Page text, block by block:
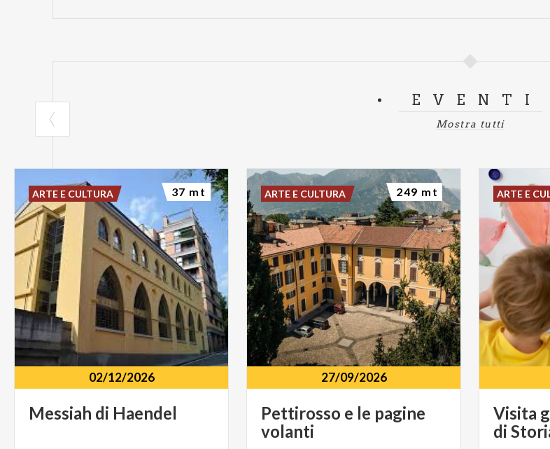
EVENTI
Mostra tutti
02/12/2026
Messiah di Haendel
ARTE E CULTURA 37 mt
27/09/2026
Pettirosso e le pagine
volanti
ARTE E CULTURA 249 mt
Visita
di
ARTE E